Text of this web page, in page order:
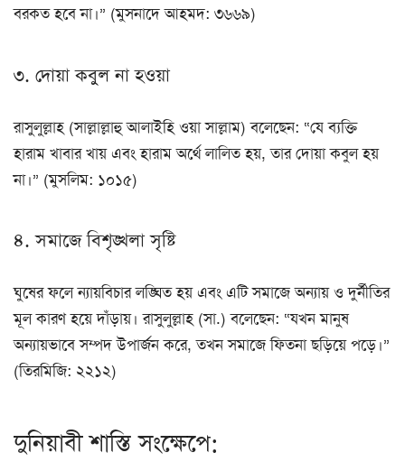
বরকত হবে না।” (মুসনাদে আহমদ: ৩৬৬৯)
৩. দোয়া কবুল না হওয়া
রাসুলুল্লাহ (সাল্লাল্লাহু আলাইহি ওয়া সাল্লাম) বলেছেন: “যে ব্যক্তি
হারাম খাবার খায় এবং হারাম অর্থে লালিত হয়, তার দোয়া কবুল হয়
না।” (মুসলিম: ১০১৫)
৪. সমাজে বিশৃঙ্খলা সৃষ্টি
ঘুষের ফলে ন্যায়বিচার লঙ্ঘিত হয় এবং এটি সমাজে অন্যায় ও দুর্নীতির
মূল কারণ হয়ে দাঁড়ায়। রাসুলুল্লাহ (সা.) বলেছেন: “যখন মানুষ
অন্যায়ভাবে সম্পদ উপার্জন করে, তখন সমাজে ফিতনা ছড়িয়ে পড়ে।”
(তিরমিজি: ২২১২)
দুনিয়াবী শাস্তি সংক্ষেপে: